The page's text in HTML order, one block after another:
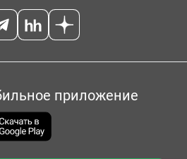
приложение